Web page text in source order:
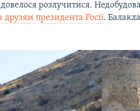
розлучитися.
друзям президента Росії.